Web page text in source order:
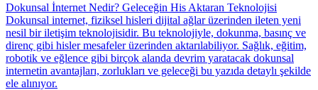
Dokunsal İnternet Nedir? Geleceğin His Aktaran Teknolojisi
Dokunsal internet, fiziksel hisleri dijital ağlar üzerinden ileten yeni
nesil bir iletişim teknolojisidir. Bu teknolojiyle, dokunma, basınç ve
direnç gibi hisler mesafeler üzerinden aktarılabiliyor. Sağlık, eğitim,
robotik ve eğlence gibi birçok alanda devrim yaratacak dokunsal
internetin avantajları, zorlukları ve geleceği bu yazıda detaylı şekilde
ele alınıyor.